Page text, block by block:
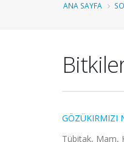
ANA SAYFA
GÖZÜKIRMIZI
Tübitak, Mam,